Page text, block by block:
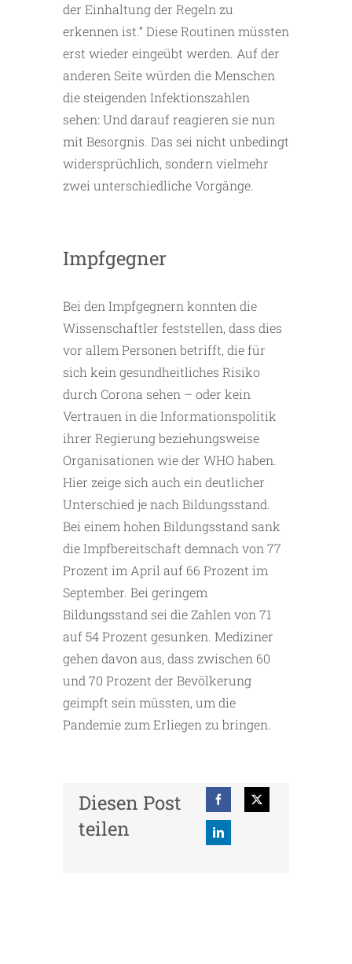
der Einhaltung der Regeln zu
erkennen ist.“ Diese Routinen müssten
erst wieder eingeübt werden. Auf der
anderen Seite würden die Menschen
die steigenden Infektionszahlen
sehen: Und darauf reagieren sie nun
mit Besorgnis. Das sei nicht unbedingt
widersprüchlich, sondern vielmehr
zwei unterschiedliche Vorgänge.
Impfgegner
Bei den Impfgegnern konnten die
Wissenschaftler feststellen, dass dies
vor allem Personen betrifft, die für
sich kein gesundheitliches Risiko
durch Corona sehen – oder kein
Vertrauen in die Informationspolitik
ihrer Regierung beziehungsweise
Organisationen wie der WHO haben.
Hier zeige sich auch ein deutlicher
Unterschied je nach Bildungsstand.
Bei einem hohen Bildungsstand sank
die Impfbereitschaft demnach von 77
Prozent im April auf 66 Prozent im
September. Bei geringem
Bildungsstand sei die Zahlen von 71
auf 54 Prozent gesunken. Mediziner
gehen davon aus, dass zwischen 60
und 70 Prozent der Bevölkerung
geimpft sein müssten, um die
Pandemie zum Erliegen zu bringen.
Diesen Post
teilen